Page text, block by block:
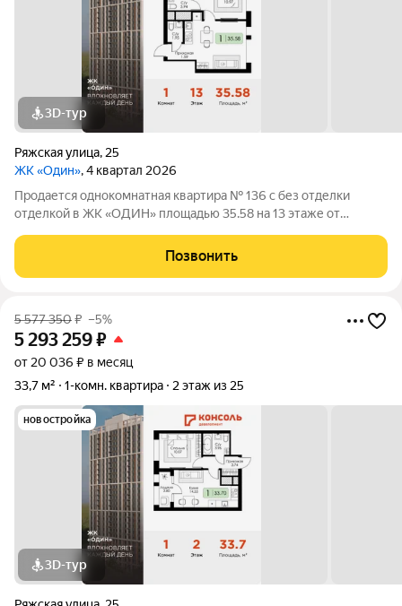
3D-тур
Ряжская улица, 25
ЖК «Один», 4 квартал 2026
Продается однокомнатная квартира № 136 с без отделки
отделкой в ЖК «ОДИН» площадью 35.58 на 13 этаже от
Позвонить
5 577 350₽ –5%
5 293 259₽
от 20 036 ₽ в месяц
33,7 м²
1-комн. квартира 2 этаж из 25
новостройка
3D-тур